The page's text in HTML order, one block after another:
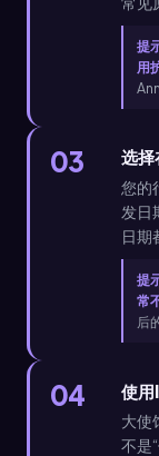
提
用
03 选择
您的
发日
日期
提
常
后
04 使用
大使
不是